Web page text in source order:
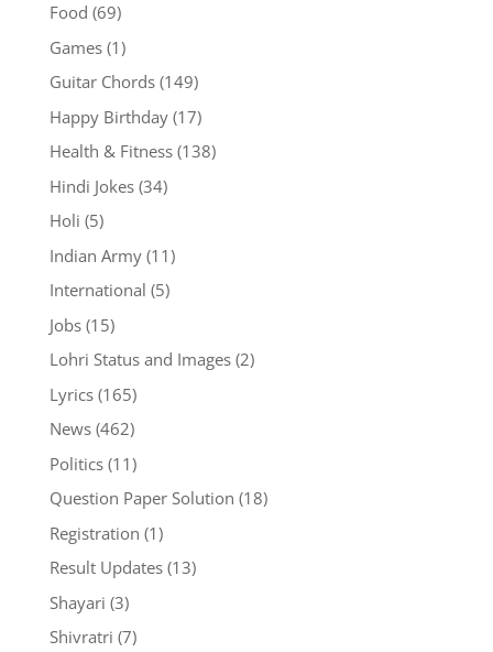
Food (69)
Games(1)
Guitar Chords(149)
Happy Birthday(17)
Health & Fitness(138)
Hindi Jokes(34)
Holi (5)
Indian Army(11)
International (5)
Jobs(15)
Lohri Status and Images(2)
Lyrics(165)
News(462)
Politics(11)
Question Paper Solution (18)
Registration (1)
Result Updates(13)
Shayari (3)
Shivratri (7)